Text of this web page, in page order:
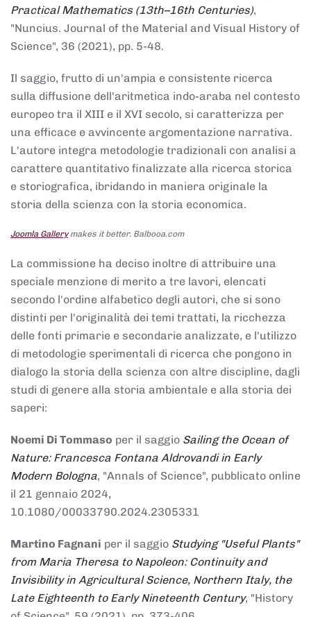
Practical Mathematics (13th–16th Centuries),
"Nuncius. Journal of the Material and Visual History of
Science", 36 (2021), pp. 5-48.
Il saggio, frutto di un'ampia e consistente ricerca
sulla diffusione dell'aritmetica indo-araba nel contesto
europeo tra il XIII e il XVI secolo, si caratterizza per
una efficace e avvincente argomentazione narrativa.
L'autore integra metodologie tradizionali con analisi a
carattere quantitativo finalizzate alla ricerca storica
e storiografica, ibridando in maniera originale la
storia della scienza con la storia economica.
Joomla Gallerymakes it better. Balbooa.com
La commissione ha deciso inoltre di attribuire una
speciale menzione di merito a tre lavori, elencati
secondo l'ordine alfabetico degli autori, che si sono
distinti per l'originalità dei temi trattati, la ricchezza
delle fonti primarie e secondarie analizzate, e l'utilizzo
di metodologie sperimentali di ricerca che pongono in
dialogo la storia della scienza con altre discipline, dagli
studi di genere alla storia ambientale e alla storia dei
saperi:
Noemi Di Tommaso per il saggio Sailing the Ocean of
Nature: Francesca Fontana Aldrovandi in Early
Modern Bologna, "Annals of Science", pubblicato online
il 21 gennaio 2024,
10.1080/00033790.2024.2305331
Martino Fagnani per il saggio Studying "Useful Plants"
from Maria Theresa to Napoleon: Continuity and
Invisibility in Agricultural Science, Northern Italy, the
Late Eighteenth to Early Nineteenth Century, "History